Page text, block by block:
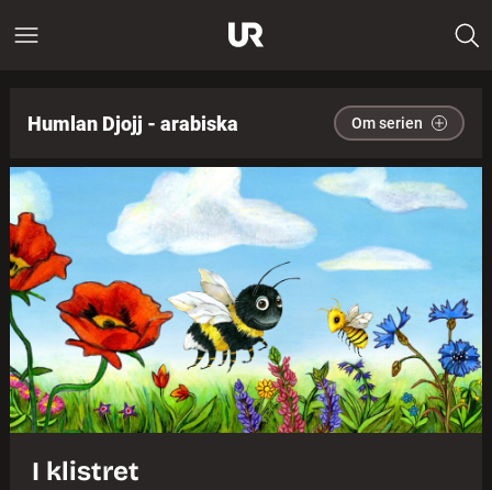
Humlan Djojj - arabiska Om serien
I klistret